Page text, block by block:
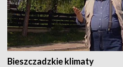
Bieszczadzkie klimaty